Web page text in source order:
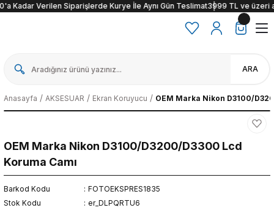
Kadar Verilen Siparişlerde Kurye İle Aynı Gün Teslimat3999 TL ve üzeri
ARA
Anasayfa AKSESUAR Ekran Koruyucu OEM Marka Nikon D3100/
OEM Marka Nikon D3100/D3200/D3300 Lcd
Koruma Camı
Barkod Kodu
FOTOEKSPRES1835
Stok Kodu
er_DLPQRTU6